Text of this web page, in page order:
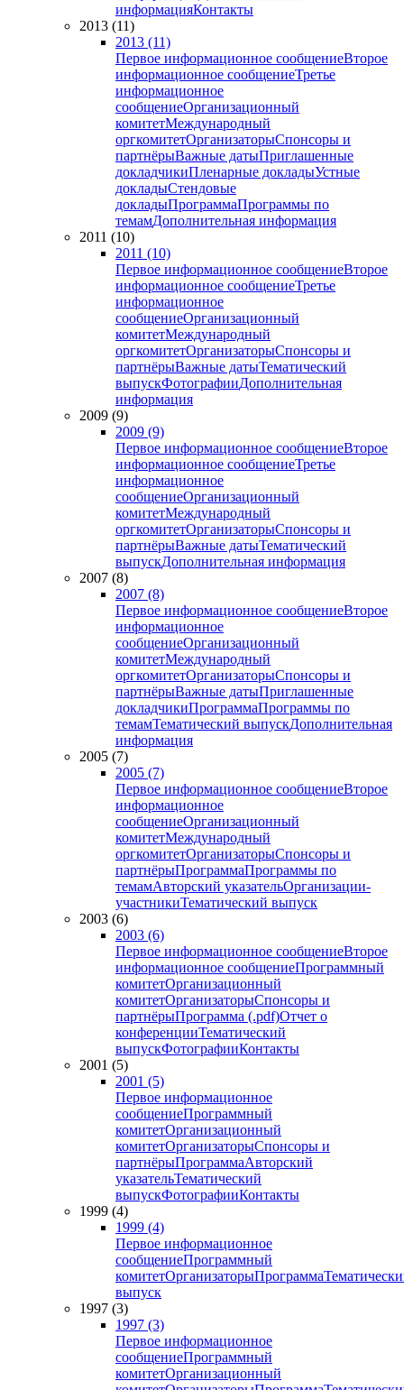
информацияКонтакты
2013 (11)
2013 (11)
Первое информационное сообщениеВторое
информационное сообщениеТретье
информационное
сообщениеОрганизационный
комитетМеждународный
оргкомитетОрганизаторыСпонсоры и
партнёрыВажные датыПриглашенные
докладчикиПленарные докладыУстные
докладыСтендовые
докладыПрограммаПрограммы по
темамДополнительная информация
2011 (10)
2011 (10)
Первое информационное сообщениеВторое
информационное сообщениеТретье
информационное
сообщениеОрганизационный
комитетМеждународный
оргкомитетОрганизаторыСпонсоры и
партнёрыВажные датыТематический
выпускФотографииДополнительная
информация
2009 (9)
2009 (9)
Первое информационное сообщениеВторое
информационное сообщениеТретье
информационное
сообщениеОрганизационный
комитетМеждународный
оргкомитетОрганизаторыСпонсоры и
партнёрыВажные датыТематический
выпускДополнительная информация
2007 (8)
2007 (8)
Первое информационное сообщениеВторое
информационное
сообщениеОрганизационный
комитетМеждународный
оргкомитетОрганизаторыСпонсоры и
партнёрыВажные датыПриглашенные
докладчикиПрограммаПрограммы по
темамТематический выпускДополнительная
информация
2005 (7)
2005 (7)
Первое информационное сообщениеВторое
информационное
сообщениеОрганизационный
комитетМеждународный
оргкомитетОрганизаторыСпонсоры и
партнёрыПрограммаПрограммы по
темамАвторский указательОрганизации-
участникиТематический выпуск
2003 (6)
2003 (6)
Первое информационное сообщениеВторое
информационное сообщениеПрограммный
комитетОрганизационный
комитетОрганизаторыСпонсоры и
партнёрыПрограмма (.pdf)Отчет о
конференцииТематический
выпускФотографииКонтакты
2001 (5)
2001 (5)
Первое информационное
сообщениеПрограммный
комитетОрганизационный
комитетОрганизаторыСпонсоры и
партнёрыПрограммаАвторский
указательТематический
выпускФотографииКонтакты
1999 (4)
1999 (4)
Первое информационное
сообщениеПрограммный
комитетОрганизаторыПрограмма
выпуск
1997 (3)
1997 (3)
Первое информационное
сообщениеПрограммный
комитетОрганизационный